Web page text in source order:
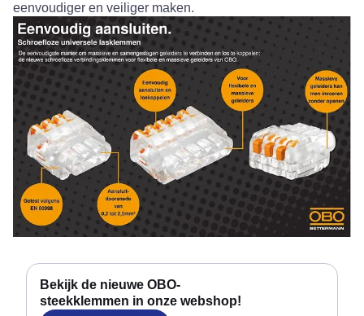
eenvoudiger en veiliger maken.
Bekijk de nieuwe OBO-
steekklemmen in onze webshop!